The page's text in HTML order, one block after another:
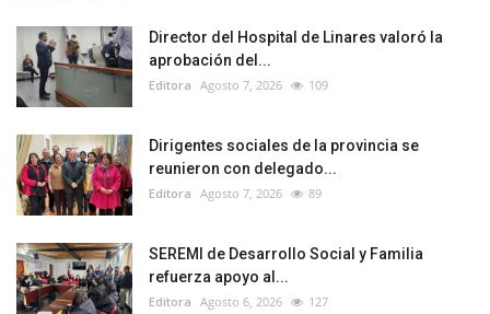
Director del Hospital de Linares valoró la
aprobación del...
Editora Agosto 7, 2026 109
Dirigentes sociales de la provincia se
reunieron con delegado...
Editora Agosto 7, 2026 89
SEREMI de Desarrollo Social y Familia
refuerza apoyo al...
Editora Agosto 6, 2026 127